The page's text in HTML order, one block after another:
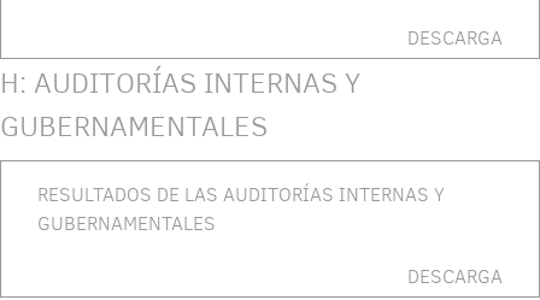
DESCARGA
H: AUDITORÍAS INTERNAS Y
GUBERNAMENTALES
RESULTADOS DE LAS AUDITORÍAS INTERNAS Y
GUBERNAMENTALES
DESCARGA